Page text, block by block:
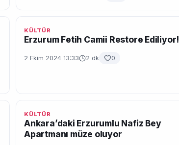
KÜLTÜR
Erzurum Fetih Camii Restore Ediliyor!
2 Ekim 2024 13:33 2 dk 0
KÜLTÜR
Ankara’daki Erzurumlu Nafiz Bey
Apartmanı müze oluyor